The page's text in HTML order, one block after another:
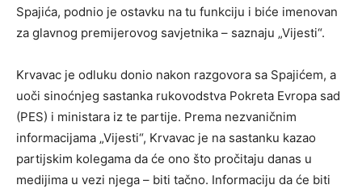
Spajića, podnio je ostavku na tu funkciju i biće imenovan
za glavnog premijerovog savjetnika – saznaju „Vijesti“.
Krvavac je odluku donio nakon razgovora sa Spajićem, a
uoči sinoćnjeg sastanka rukovodstva Pokreta Evropa sad
(PES) i ministara iz te partije. Prema nezvaničnim
informacijama „Vijesti“, Krvavac je na sastanku kazao
partijskim kolegama da će ono što pročitaju danas u
medijima u vezi njega – biti tačno. Informaciju da će biti